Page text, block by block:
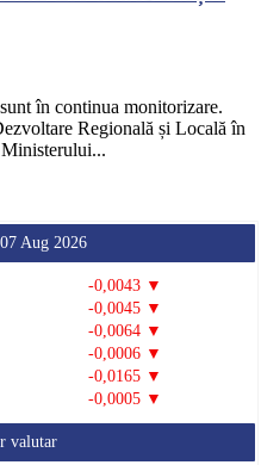
în continua monitorizare.
Regională și Locală în
Aug 2026
-0,0043 ▼
-0,0045 ▼
-0,0064 ▼
-0,0006 ▼
-0,0165 ▼
-0,0005 ▼
valutar